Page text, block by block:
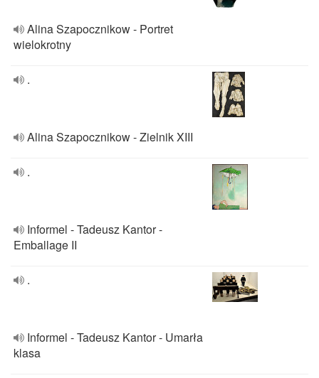
Alina Szapocznikow - Portret
wielokrotny
.
Alina Szapocznikow - Zielnik XIII
.
Informel - Tadeusz Kantor -
Emballage II
.
Informel - Tadeusz Kantor - Umarła
klasa